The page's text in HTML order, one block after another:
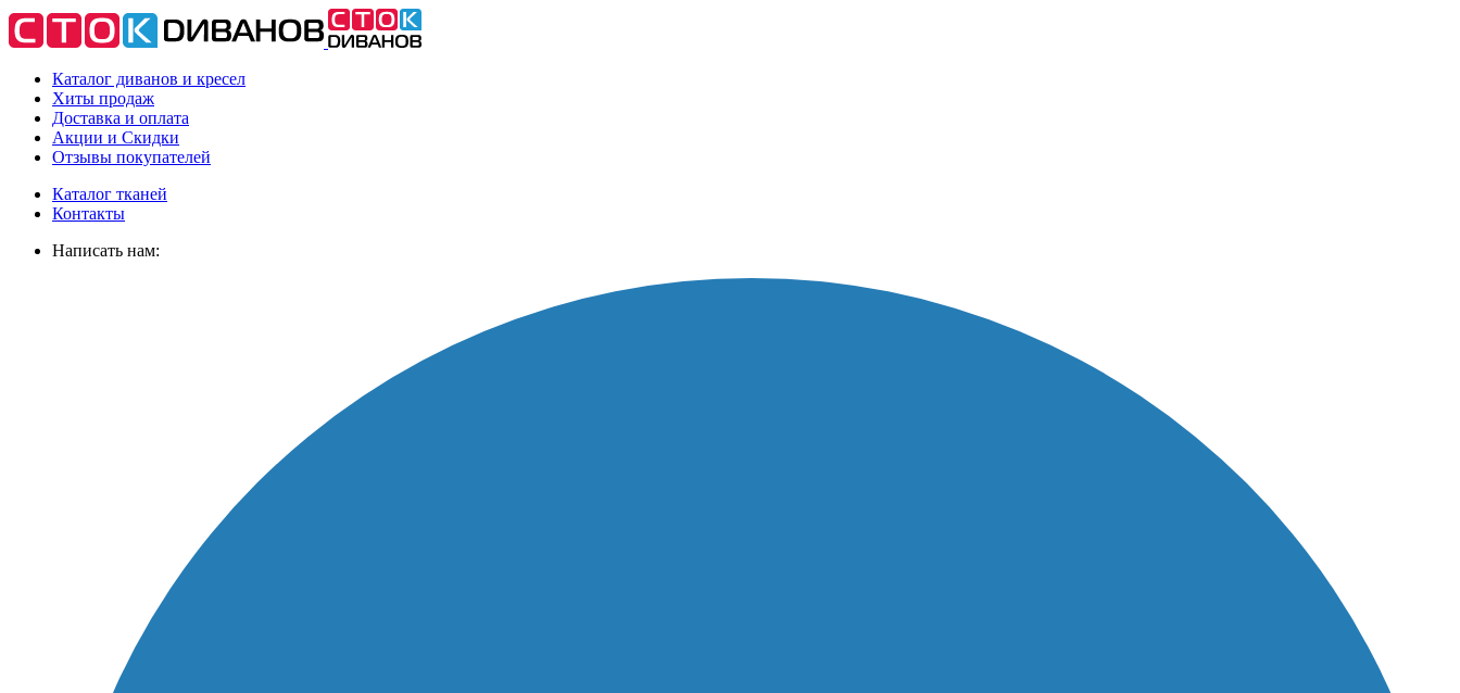
Каталог диванов и кресел
Хиты продаж
Доставка и оплата
Акции и Скидки
Отзывы покупателей
Каталог тканей
Контакты
Написать нам: